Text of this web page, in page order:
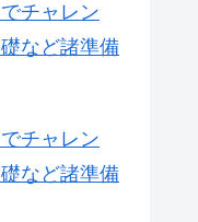
チャレン
など諸準備
チャレン
など諸準備